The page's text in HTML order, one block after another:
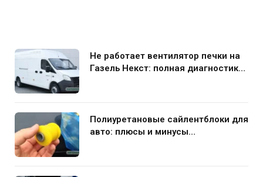
Не работает вентилятор печки на
Газель Некст: полная диагностика
Полиуретановые сайлентблоки для
авто: плюсы и минусы